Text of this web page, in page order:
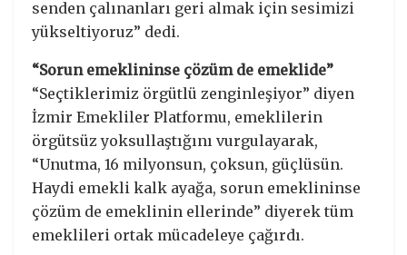
senden çalınanları geri almak için sesimizi
yükseltiyoruz” dedi.
“Sorun emeklininse çözüm de emeklide”
“Seçtiklerimiz örgütlü zenginleşiyor” diyen
İzmir Emekliler Platformu, emeklilerin
örgütsüz yoksullaştığını vurgulayarak,
“Unutma, 16 milyonsun, çoksun, güçlüsün.
Haydi emekli kalk ayağa, sorun emeklininse
çözüm de emeklinin ellerinde” diyerek tüm
emeklileri ortak mücadeleye çağırdı.